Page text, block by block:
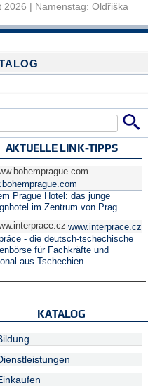
2026 | Namenstag: Oldřiška
AKTUELLE LINK-TIPPS
Prague Hotel: das junge
im Zentrum von Prag
www.interprace.cz
- die deutsch-tschechische
für Fachkräfte und
aus Tschechien
KATALOG